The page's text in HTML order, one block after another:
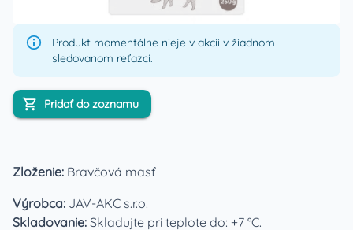
Produkt momentálne nieje v akcii v žiadnom
sledovanom reťazci.
Pridať do zoznamu
Zloženie: Bravčová masť
Výrobca: JAV-AKC s.r.o.
Skladovanie: Skladujte pri teplote do: +7 °C.